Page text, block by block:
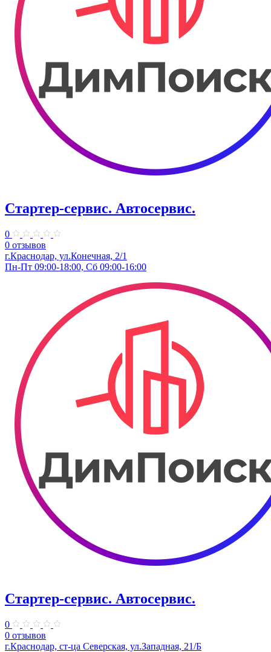
Стартер-сервис. ​Автосервис.
0
0 отзывов
г.Краснодар, ул.​Конечная, 2/1
Пн-Пт 09:00-18:00, Сб 09:00-16:00
Стартер-сервис. ​Автосервис.
0
0 отзывов
г.Краснодар, ст-ца ​Северская, ул.Западная, 21/Б